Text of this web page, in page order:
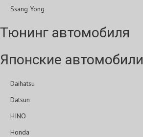
Ssang Yong
Тюнинг автомобиля
Японские автомобили
Daihatsu
Datsun
HINO
Honda